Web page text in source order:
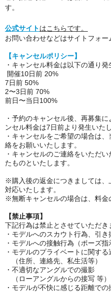
す。
公式サイトはこちらです。
お問い合わせなどはサイトフォー
【キャンセルポリシー】
・キャンセル料金は以下の通り発
開催10日前 20%
7日前 50%
2〜3日前 70%
前日〜当日100%
・予約のキャンセル後、再募集
ンセル料金は7日前より発生いたし
・キャンセルをご希望の場合は
絡をお願いいたします。
・キャンセルのご連絡をいただ
たものといたします。
※購入後の返金につきましては、
対応いたします。
※無断キャンセルの場合は、料金
【禁止事項】
下記行為は禁止とさせていただき
・モデルへのスカウト行為、引き
・モデルへの接触行為（ポーズ
・モデルのプライベートに関する
（住所、連絡先、私生活等）
・不適切なアングルでの撮影
（ローアングルからの接写 等）
・モデルが不快に感じる距離で